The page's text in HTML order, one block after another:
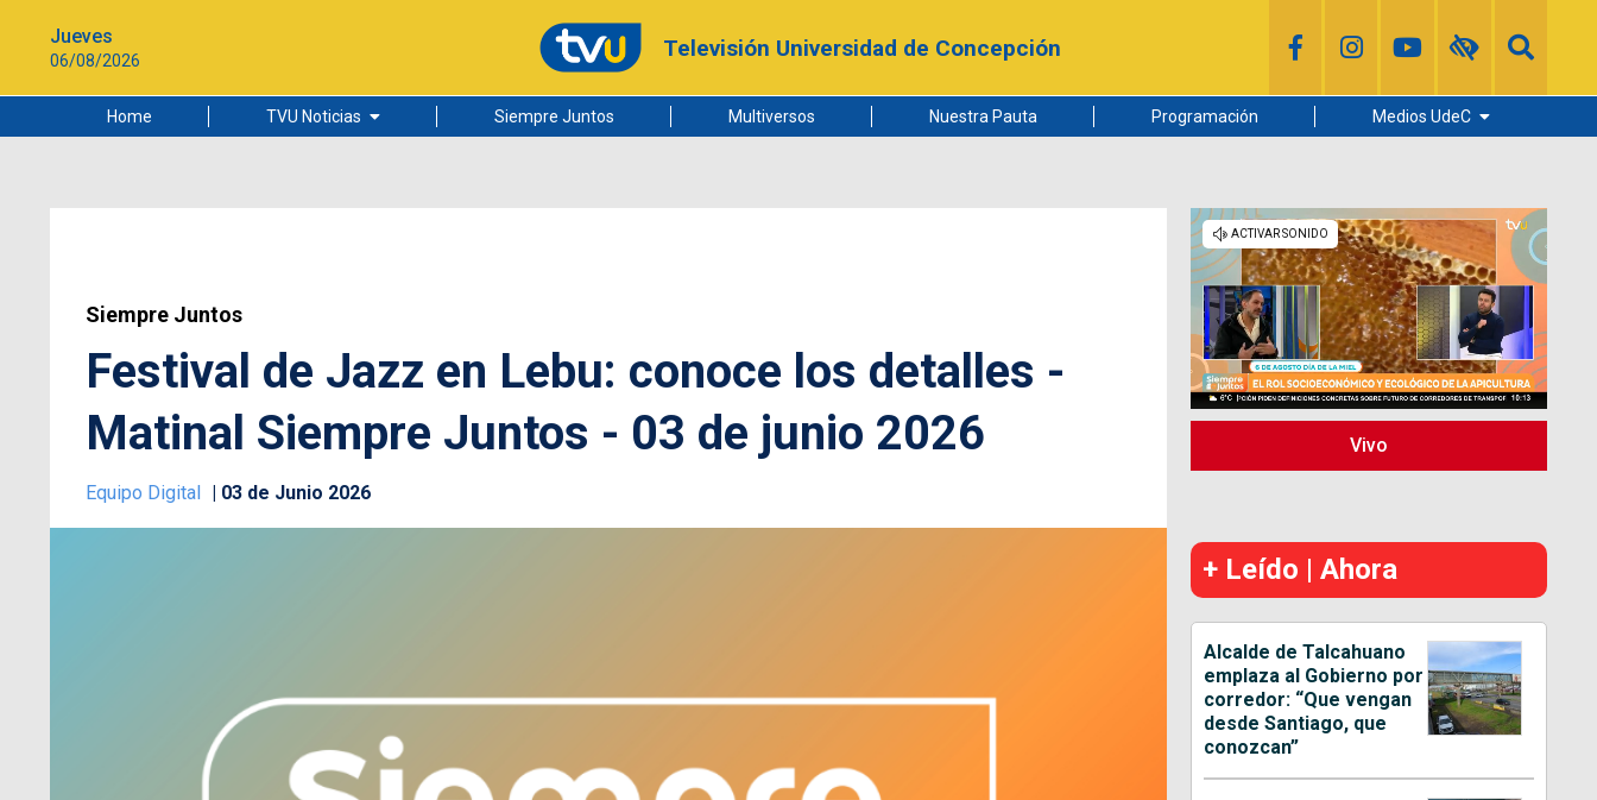
Jueves
06/08/2026 Televisión Universidad de Concepción
Home TVU Noticias
Ciudad
Siempre Juntos Multiversos Nuestra Pauta Programación Medios UdeC
Radio UdeC
Noticias UdeC
La Discusión
Siempre Juntos
Festival de Jazz en Lebu: conoce los detalles -
Matinal Siempre Juntos - 03 de junio 2026
Equipo Digital 03 de Junio 2026
Vivo
+ Leído | Ahora
Alcalde de Talcahuano
emplaza al Gobierno por
corredor: “Que vengan
desde Santiago, que
conozcan”